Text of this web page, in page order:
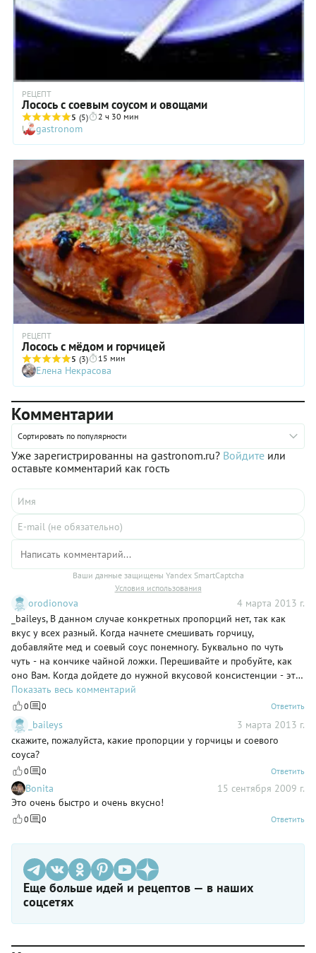
РЕЦЕПТ
Лосось с соевым соусом и овощами
5 (5) 2 ч 30 мин
gastronom
РЕЦЕПТ
Лосось с мёдом и горчицей
5 (3) 15 мин
Елена Некрасова
Комментарии
Сортировать по популярности
Уже зарегистрированны на gastronom.ru? Войдите или
оставьте комментарий как гость
Ваши данные защищены Yandex SmartCaptcha
Условия использования
orodionova
4 марта 2013 г.
_baileys, В данном случае конкретных пропорций нет, так как
вкус у всех разный. Когда начнете смешивать горчицу,
добавляйте мед и соевый соус понемногу. Буквально по чуть
чуть - на кончике чайной ложки. Перешивайте и пробуйте, как
оно Вам. Когда дойдете до нужной вкусовой консистенции - это
и будет нужная пропорция. На свой вкус, я смешиваю на 2 ст. л.
меда + 1 ч. л. зерненой французской горчицы и 1 ст. л. соевого
соуса. Но мне нравится более сладкий соус. У вас могут быть
другие вкусовые предпочтения, а значит и соус может быть
более острый или соленый.
Показать весь комментарий
0 0 Ответить
_baileys
3 марта 2013 г.
скажите, пожалуйста, какие пропорции у горчицы и соевого
соуса?
0 0 Ответить
Bonita
15 сентября 2009 г.
Это очень быстро и очень вкусно!
0 0 Ответить
Еще больше идей и рецептов — в наших
соцсетях